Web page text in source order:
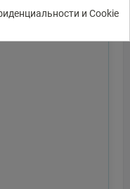
и Cookie